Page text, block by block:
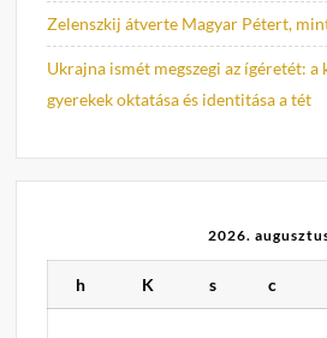
Zelenszkij átverte Magyar Pétert,
Ukrajna ismét megszegi az ígéretét:
gyerekek oktatása és identitása a tét
2026.
h K s c